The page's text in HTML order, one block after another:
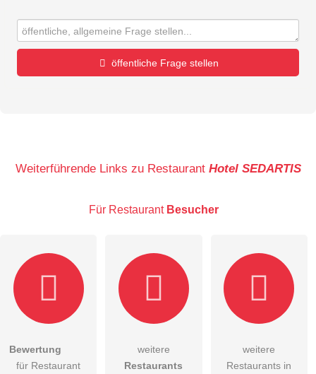
öffentliche Frage stellen
E-Mail-Adresse (wird nicht veröffentlicht)
Hiermit akzeptiere ich dieAGB
Weiterführende Links zu Restaurant Hotel SEDARTIS
Für Restaurant Besucher
Bewertung
für Restaurant
weitere
Restaurants
weitere
Restaurants in